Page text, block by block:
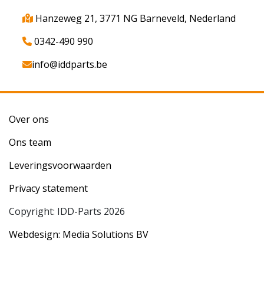
Hanzeweg 21, 3771 NG Barneveld, Nederland
0342-490 990
info@iddparts.be
Over ons
Ons team
Leveringsvoorwaarden
Privacy statement
Copyright: IDD-Parts 2026
Webdesign: Media Solutions BV